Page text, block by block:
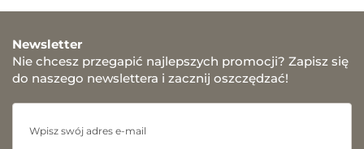
Newsletter
Nie chcesz przegapić najlepszych promocji? Zapisz się
do naszego newslettera i zacznij oszczędzać!